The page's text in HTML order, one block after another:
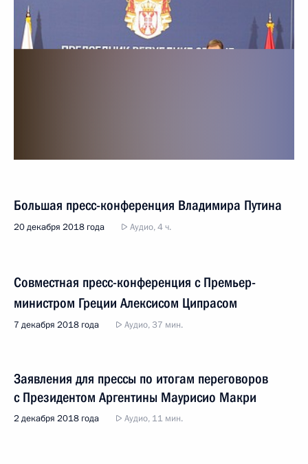
Большая пресс-конференция Владимира Путина
20 декабря 2018 года Аудио, 4 ч.
Совместная пресс-конференция с Премьер-
министром Греции Алексисом Ципрасом
7 декабря 2018 года Аудио, 37 мин.
Заявления для прессы по итогам переговоров
с Президентом Аргентины Маурисио Макри
2 декабря 2018 года Аудио, 11 мин.